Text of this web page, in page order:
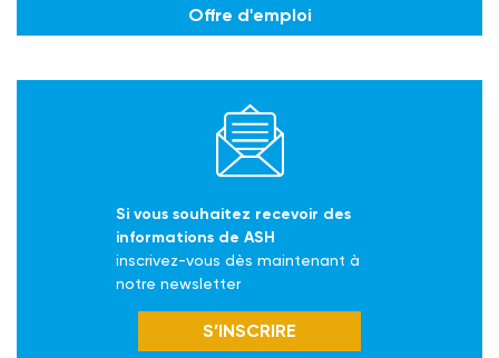
Offre d'emploi
Si vous souhaitez recevoir des
informations de ASH
inscrivez-vous dès maintenant à
notre newsletter
S’INSCRIRE